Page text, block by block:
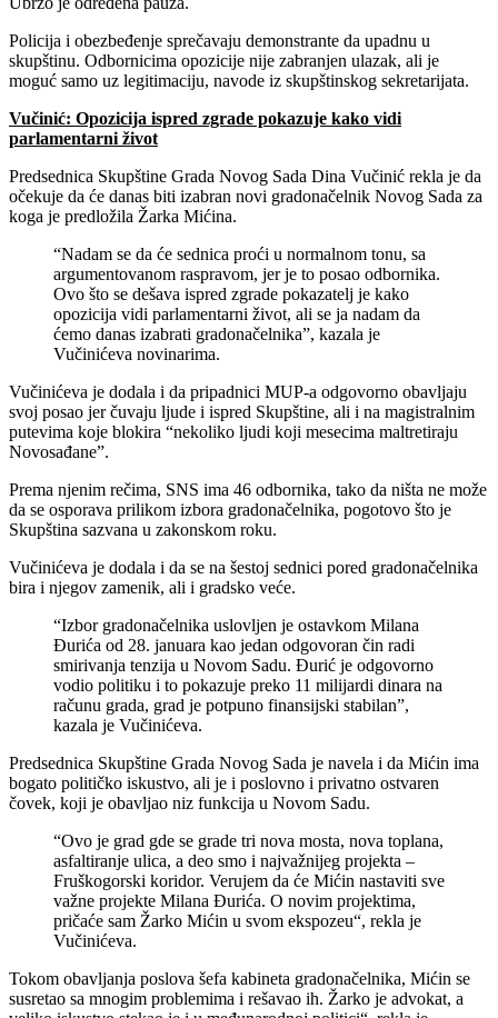
Policija i obezbeđenje sprečavaju demonstrante da upadnu u
skupštinu. Odbornicima opozicije nije zabranjen ulazak, ali je
moguć samo uz legitimaciju, navode iz skupštinskog sekretarijata.
Vučinić: Opozicija ispred zgrade pokazuje kako vidi
parlamentarni život
Predsednica Skupštine Grada Novog Sada Dina Vučinić rekla je da
očekuje da će danas biti izabran novi gradonačelnik Novog Sada za
koga je predložila Žarka Mićina.
“Nadam se da će sednica proći u normalnom tonu, sa
argumentovanom raspravom, jer je to posao odbornika.
Ovo što se dešava ispred zgrade pokazatelj je kako
opozicija vidi parlamentarni život, ali se ja nadam da
ćemo danas izabrati gradonačelnika”, kazala je
Vučinićeva novinarima.
Vučinićeva je dodala i da pripadnici MUP-a odgovorno obavljaju
svoj posao jer čuvaju ljude i ispred Skupštine, ali i na magistralnim
putevima koje blokira “nekoliko ljudi koji mesecima maltretiraju
Novosađane”.
Prema njenim rečima, SNS ima 46 odbornika, tako da ništa ne može
da se osporava prilikom izbora gradonačelnika, pogotovo što je
Skupština sazvana u zakonskom roku.
Vučinićeva je dodala i da se na šestoj sednici pored gradonačelnika
bira i njegov zamenik, ali i gradsko veće.
“Izbor gradonačelnika uslovljen je ostavkom Milana
Đurića od 28. januara kao jedan odgovoran čin radi
smirivanja tenzija u Novom Sadu. Đurić je odgovorno
vodio politiku i to pokazuje preko 11 milijardi dinara na
računu grada, grad je potpuno finansijski stabilan”,
kazala je Vučinićeva.
Predsednica Skupštine Grada Novog Sada je navela i da Mićin ima
bogato političko iskustvo, ali je i poslovno i privatno ostvaren
čovek, koji je obavljao niz funkcija u Novom Sadu.
“Ovo je grad gde se grade tri nova mosta, nova toplana,
asfaltiranje ulica, a deo smo i najvažnijeg projekta –
Fruškogorski koridor. Verujem da će Mićin nastaviti sve
važne projekte Milana Đurića. O novim projektima,
pričaće sam Žarko Mićin u svom ekspozeu“, rekla je
Vučinićeva.
Tokom obavljanja poslova šefa kabineta gradonačelnika, Mićin se
susretao sa mnogim problemima i rešavao ih. Žarko je advokat, a